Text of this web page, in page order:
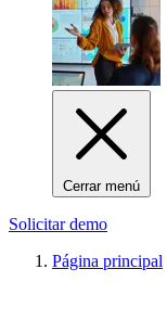
Cerrar menú
Solicitar demo
Página principal